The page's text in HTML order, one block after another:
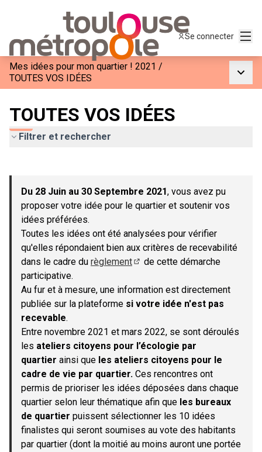
Se connecter
Mes idées pour mon quartier ! 2021 /
TOUTES VOS IDÉES
TOUTES VOS IDÉES
Filtrer et rechercher
−
Du 28 Juin au 30 Septembre 2021, vous avez pu
proposer votre idée pour le quartier et soutenir vos
idées préférées.
Toutes les idées ont été analysées pour vérifier
qu'elles répondaient bien aux critères de recevabilité
dans le cadre du règlement
de cette démarche
participative.
Au fur et à mesure, une information est directement
publiée sur la plateforme si votre idée n'est pas
recevable.
Entre novembre 2021 et mars 2022, se sont déroulés
les ateliers citoyens pour l’écologie par
quartier ainsi que les ateliers citoyens pour le
cadre de vie par quartier. Ces rencontres ont
permis de prioriser les idées déposées dans chaque
quartier selon leur thématique afin que les bureaux
de quartier puissent sélectionner les 10 idées
finalistes qui seront soumises au vote des habitants
par quartier (dont la moitié au moins auront une portée